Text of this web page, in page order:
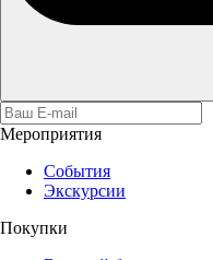
Мероприятия
События
Экскурсии
Покупки